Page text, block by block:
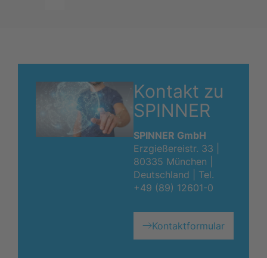
Kontakt zu
SPINNER
SPINNER GmbH
Erzgießereistr. 33 |
80335 München |
Deutschland | Tel.
+49 (89) 12601-0
Kontaktformular